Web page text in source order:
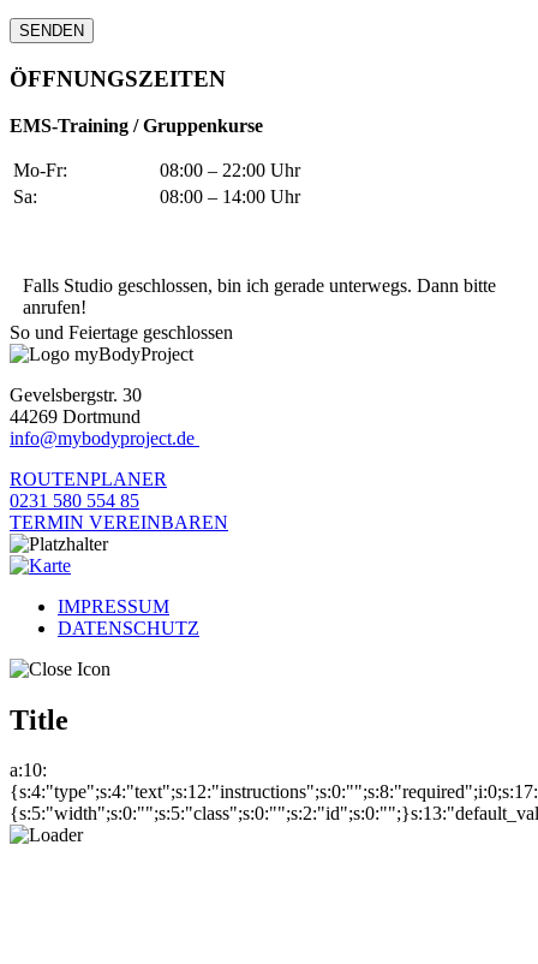
ÖFFNUNGSZEITEN
EMS-Training / Gruppenkurse
Mo-Fr:
08:00 – 22:00 Uhr
Sa:
08:00 – 14:00 Uhr
Falls Studio geschlossen, bin ich gerade unterwegs. Dann bitte
anrufen!
So und Feiertage geschlossen
Gevelsbergstr. 30
44269 Dortmund
info@mybodyproject.de
ROUTENPLANER
0231 580 554 85
TERMIN VEREINBAREN
IMPRESSUM
DATENSCHUTZ
Title
a:10: